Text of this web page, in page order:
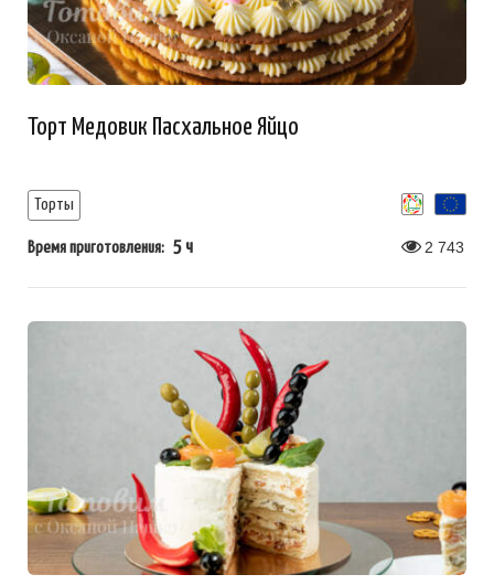
Торт Медовик Пасхальное Яйцо
Торты
Время приготовления: 5 ч 2 743